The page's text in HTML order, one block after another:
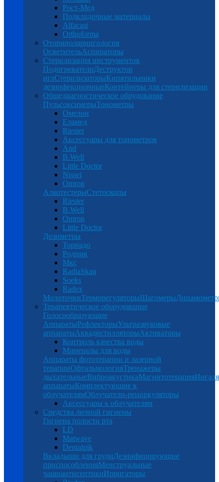
Рост-Мед
Подкладочные материалы
Alfacast
Orthoforma
Оториноларингология
ОсветительАспираторы
Стерилизация инструментов
ПодогревателиДеструктор
иглСтерилизаторыКипятильники
дезинфекционныеКонтейнеры для стерилизации
Общедиагностическое обрудование
ПульсоксимерыТонометры
Омелон
Еламед
Riester
Аксессуары для тонометров
And
B.Well
Little Doctor
Nissei
Omron
АлкотестерыСтетоскопы
Riester
B.Well
Omron
Little Doctor
Дозиметры
Торнадо
Родник
Мкс
RadiaSkan
Soeks
Radex
МолоточкиТерморегуляторыШагомеры
Терапевтическое оборудование
Голосообразующие
АппаратыРефлекторыУльтразвуковые
аппаратыАквадистилляторыАктиваторы
Контроль качества воды
Минералы для воды
Аппараты фототерапии и лазерной
терапииОфтальмологияТренажеры
дыхательныеВиброакустикаМагнитотерапия
аппаратыКомплектующие к
облучателямОблучатели-рециркуляторы
Аксессуары к облучателям
Средства личной гигиены
Гигиена полости рта
LD
Matwave
Dentalpik
Вкладыши для грудиДезинфицирующие
приспособленияМенструальные
чашиантисептикиИрригаторы